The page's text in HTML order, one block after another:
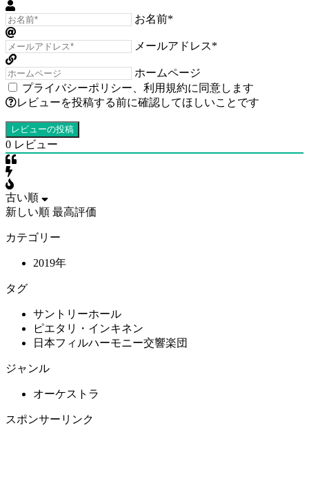
お名前*
メールアドレス*
ホームページ
プライバシーポリシー
利用規約に同意します
レビューを投稿する前に確認してほしいことです
0 レビュー
古い順
新しい順 最高評価
カテゴリー
2019年
タグ
サントリーホール
ピエタリ・インキネン
日本フィルハーモニー交響楽団
ジャンル
オーケストラ
スポンサーリンク